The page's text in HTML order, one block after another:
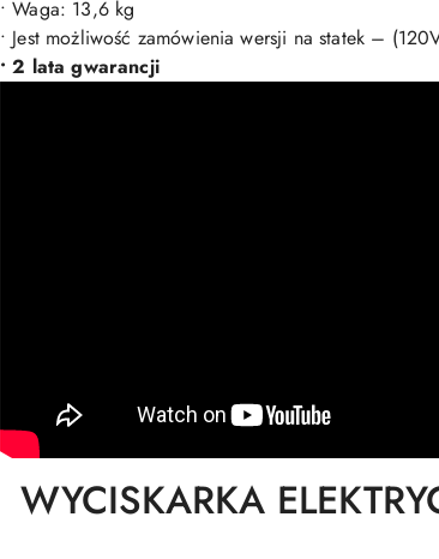
• Waga: 13,6 kg
• Jest możliwość zamówienia wersji na statek –
• 2 lata gwarancji
WYCISKARKA